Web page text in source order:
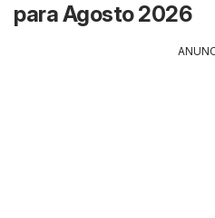
para Agosto 2026